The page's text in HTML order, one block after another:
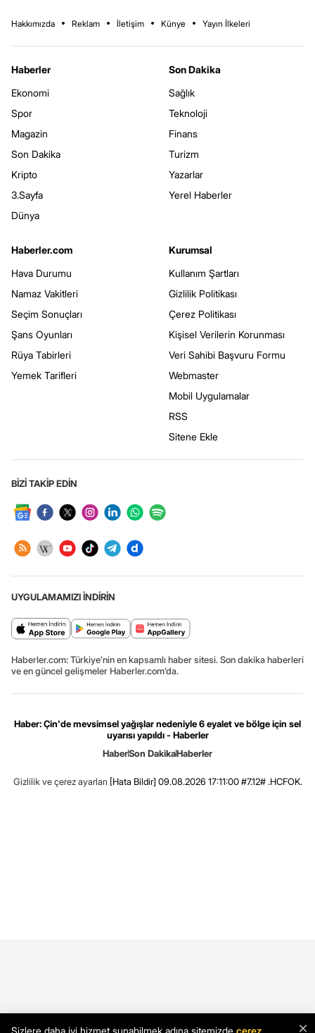
Hakkımızda Reklam İletişim Künye Yayın İlkeleri
Haberler
Ekonomi
Spor
Magazin
Son Dakika
Kripto
3.Sayfa
Dünya
Son Dakika
Sağlık
Teknoloji
Finans
Turizm
Yazarlar
Yerel Haberler
Haberler.com
Hava Durumu
Namaz Vakitleri
Seçim Sonuçları
Şans Oyunları
Rüya Tabirleri
Yemek Tarifleri
Kurumsal
Kullanım Şartları
Gizlilik Politikası
Çerez Politikası
Kişisel Verilerin Korunması
Veri Sahibi Başvuru Formu
Webmaster
Mobil Uygulamalar
RSS
Sitene Ekle
BİZİ TAKİP EDİN
UYGULAMAMIZI İNDİRİN
Haberler.com: Türkiye’nin en kapsamlı haber sitesi. Son dakika haberleri
ve en güncel gelişmeler Haberler.com’da.
Haber: Çin'de mevsimsel yağışlar nedeniyle 6 eyalet ve bölge için sel
uyarısı yapıldı - Haberler
HaberSon DakikaHaberler
Gizlilik ve çerez ayarları [Hata Bildir] 09.08.2026 17:11:00 #7.12# .HCFOK.
×
Sizlere daha iyi hizmet sunabilmek adına sitemizde çerez